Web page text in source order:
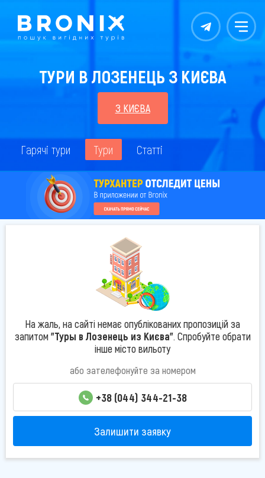
Контакты Меню
ТУРИ В ЛОЗЕНЕЦЬ З КИЄВА
З КИЄВА
Гарячі тури Тури Статті
На жаль, на сайті немає опублікованих пропозицій за
запитом "Туры в Лозенець из Києва". Спробуйте обрати
інше місто вильоту
або зателефонуйте за номером
+38 (044) 344-21-38
Залишити заявку